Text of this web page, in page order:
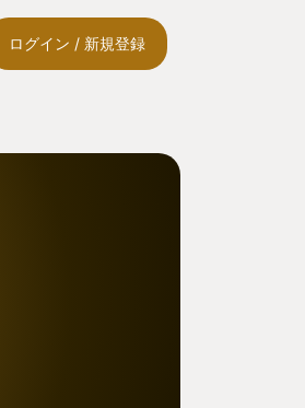
ログイン / 新規登録